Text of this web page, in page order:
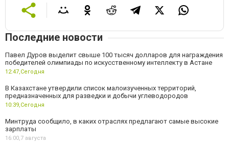
Последние новости
Павел Дуров выделит свыше 100 тысяч долларов для награждения
победителей олимпиады по искусственному интеллекту в Астане
12:47,Сегодня
В Казахстане утвердили список малоизученных территорий,
предназначенных для разведки и добычи углеводородов
10:39,Сегодня
Минтруда сообщило, в каких отраслях предлагают самые высокие
зарплаты
16:00,7 августа